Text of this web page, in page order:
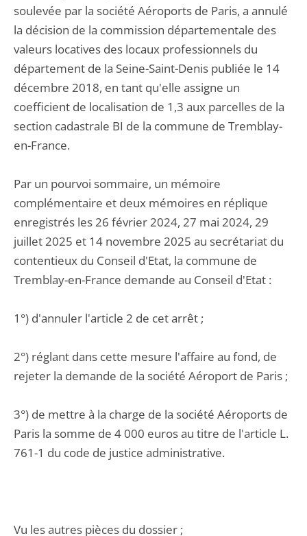
soulevée par la société Aéroports de Paris, a annulé
la décision de la commission départementale des
valeurs locatives des locaux professionnels du
département de la Seine-Saint-Denis publiée le 14
décembre 2018, en tant qu'elle assigne un
coefficient de localisation de 1,3 aux parcelles de la
section cadastrale BI de la commune de Tremblay-
en-France.
Par un pourvoi sommaire, un mémoire
complémentaire et deux mémoires en réplique
enregistrés les 26 février 2024, 27 mai 2024, 29
juillet 2025 et 14 novembre 2025 au secrétariat du
contentieux du Conseil d'Etat, la commune de
Tremblay-en-France demande au Conseil d'Etat :
1°) d'annuler l'article 2 de cet arrêt ;
2°) réglant dans cette mesure l'affaire au fond, de
rejeter la demande de la société Aéroport de Paris ;
3°) de mettre à la charge de la société Aéroports de
Paris la somme de 4 000 euros au titre de l'article L.
761-1 du code de justice administrative.
Vu les autres pièces du dossier ;